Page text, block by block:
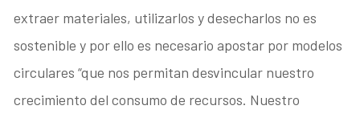
extraer materiales, utilizarlos y desecharlos no es
sostenible y por ello es necesario apostar por modelos
circulares “que nos permitan desvincular nuestro
crecimiento del consumo de recursos. Nuestro